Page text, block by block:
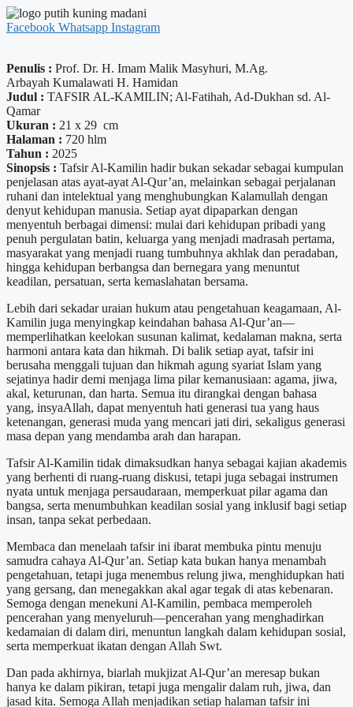
Facebook Whatsapp Instagram
Penulis : Prof. Dr. H. Imam Malik Masyhuri, M.Ag.
Arbayah Kumalawati H. Hamidan
Judul : TAFSIR AL-KAMILIN; Al-Fatihah, Ad-Dukhan sd. Al-
Qamar
Ukuran : 21 x 29 cm
Halaman : 720 hlm
Tahun : 2025
Sinopsis : Tafsir Al-Kamilin hadir bukan sekadar sebagai kumpulan
penjelasan atas ayat-ayat Al-Qur’an, melainkan sebagai perjalanan
ruhani dan intelektual yang menghubungkan Kalamullah dengan
denyut kehidupan manusia. Setiap ayat dipaparkan dengan
menyentuh berbagai dimensi: mulai dari kehidupan pribadi yang
penuh pergulatan batin, keluarga yang menjadi madrasah pertama,
masyarakat yang menjadi ruang tumbuhnya akhlak dan peradaban,
hingga kehidupan berbangsa dan bernegara yang menuntut
keadilan, persatuan, serta kemaslahatan bersama.
Lebih dari sekadar uraian hukum atau pengetahuan keagamaan, Al-
Kamilin juga menyingkap keindahan bahasa Al-Qur’an—
memperlihatkan keelokan susunan kalimat, kedalaman makna, serta
harmoni antara kata dan hikmah. Di balik setiap ayat, tafsir ini
berusaha menggali tujuan dan hikmah agung syariat Islam yang
sejatinya hadir demi menjaga lima pilar kemanusiaan: agama, jiwa,
akal, keturunan, dan harta. Semua itu dirangkai dengan bahasa
yang, insyaAllah, dapat menyentuh hati generasi tua yang haus
ketenangan, generasi muda yang mencari jati diri, sekaligus generasi
masa depan yang mendamba arah dan harapan.
Tafsir Al-Kamilin tidak dimaksudkan hanya sebagai kajian akademis
yang berhenti di ruang-ruang diskusi, tetapi juga sebagai instrumen
nyata untuk menjaga persaudaraan, memperkuat pilar agama dan
bangsa, serta menumbuhkan keadilan sosial yang inklusif bagi setiap
insan, tanpa sekat perbedaan.
Membaca dan menelaah tafsir ini ibarat membuka pintu menuju
samudra cahaya Al-Qur’an. Setiap kata bukan hanya menambah
pengetahuan, tetapi juga menembus relung jiwa, menghidupkan hati
yang gersang, dan menegakkan akal agar tegak di atas kebenaran.
Semoga dengan menekuni Al-Kamilin, pembaca memperoleh
pencerahan yang menyeluruh—pencerahan yang menghadirkan
kedamaian di dalam diri, menuntun langkah dalam kehidupan sosial,
serta memperkuat ikatan dengan Allah Swt.
Dan pada akhirnya, biarlah mukjizat Al-Qur’an meresap bukan
hanya ke dalam pikiran, tetapi juga mengalir dalam ruh, jiwa, dan
jasad kita. Semoga Allah menjadikan setiap halaman tafsir ini